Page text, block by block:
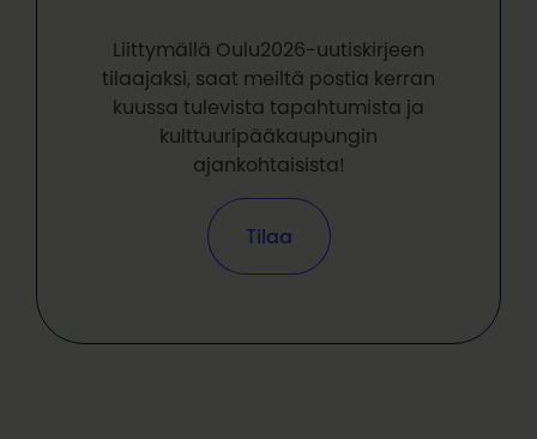
Liittymällä Oulu2026-uutiskirjeen
tilaajaksi, saat meiltä postia kerran
kuussa tulevista tapahtumista ja
kulttuuripääkaupungin
ajankohtaisista!
Tilaa